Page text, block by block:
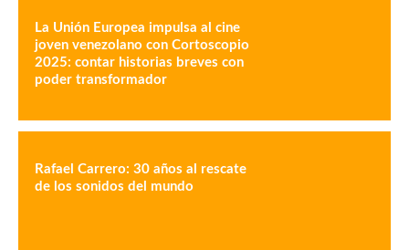
La Unión Europea impulsa al cine
joven venezolano con Cortoscopio
2025: contar historias breves con
poder transformador
Rafael Carrero: 30 años al rescate
de los sonidos del mundo